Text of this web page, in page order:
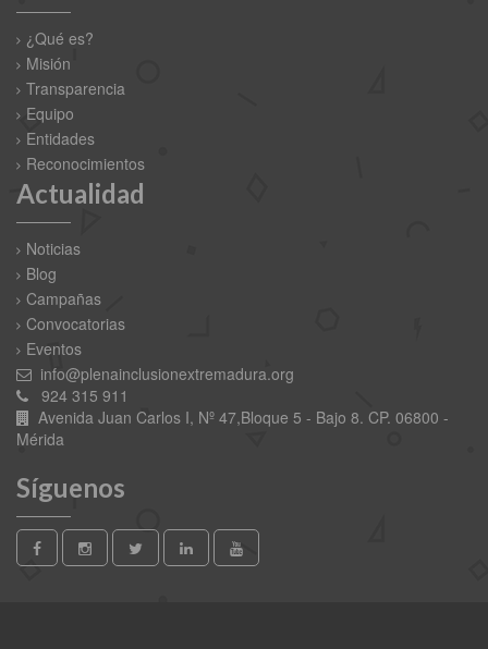
¿Qué es?
Misión
Transparencia
Equipo
Entidades
Reconocimientos
Actualidad
Noticias
Blog
Campañas
Convocatorias
Eventos
info@plenainclusionextremadura.org
924 315 911
Avenida Juan Carlos I, Nº 47,Bloque 5 - Bajo 8. CP. 06800 -
Mérida
Síguenos